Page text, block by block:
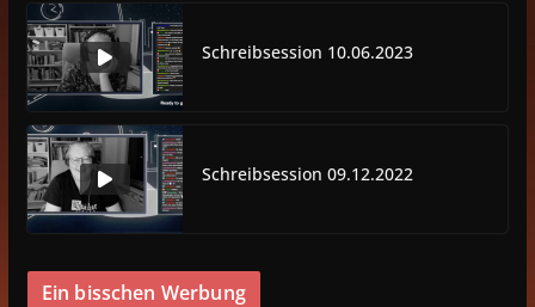
Schreibsession 10.06.2023
Schreibsession 09.12.2022
Ein bisschen Werbung